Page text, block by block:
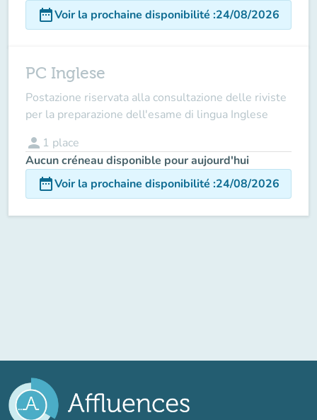
date_rangeVoir la prochaine disponibilité :24/08/2026
PC Inglese
Postazione riservata alla consultazione delle riviste
per la preparazione dell'esame di lingua Inglese
person 1 place
Aucun créneau disponible pour aujourd'hui
date_rangeVoir la prochaine disponibilité :24/08/2026